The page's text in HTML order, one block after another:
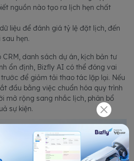
nguồn nào tạo ra lịch hẹn chất
liệu để đánh giá tỷ lệ đặt lịch, đến
hẹn.
danh sách dự án, kịch bản tư
ổn định, Bizfly AI có thể đóng vai
để giảm tải thao tác lặp lại. Nếu
đầu bằng việc chuẩn hóa quy trình
mở rộng sang nhắc lịch, phân bổ
sự kiện.